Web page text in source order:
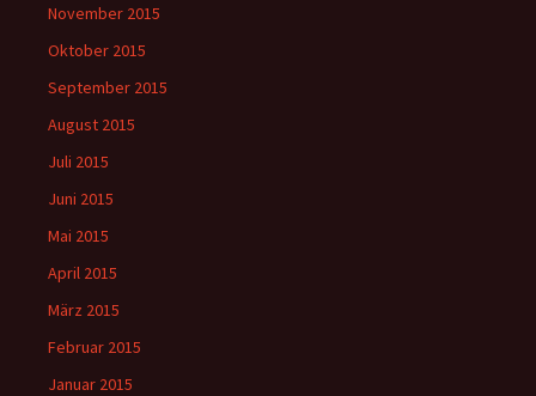
November 2015
Oktober 2015
September 2015
August 2015
Juli 2015
Juni 2015
Mai 2015
April 2015
März 2015
Februar 2015
Januar 2015